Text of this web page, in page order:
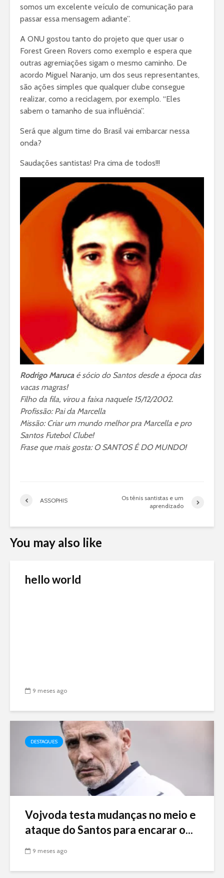
somos um excelente veículo de comunicação para
passar essa mensagem adiante”.
A ONU gostou tanto do projeto que quer usar o
Forest Green Rovers como exemplo e espera que
outras agremiações sigam o mesmo caminho. De
acordo Miguel Naranjo, um dos seus representantes,
são ações simples que qualquer clube consegue
realizar, como a reciclagem, por exemplo. “Eles
sabem o tamanho de sua influência”.
Será que algum time do Brasil vai embarcar nessa
onda?
Saudações santistas! Pra cima de todos!!!
Rodrigo Maruca é sócio do Santos desde a época das
vacas magras!
Filho da fila, virou a faixa naquele 15/12/2002.
Profissão: Pai da Marcella
Missão: Criar um mundo melhor pra Marcella e pro
Santos Futebol Clube!
Frase que mais gosta: O SANTOS É DO MUNDO!
ASSOPHIS
Os tênis santistas e um
aprendizado
You may also like
hello world
9 meses ago
DESTAQUES
Vojvoda testa mudanças no meio e
ataque do Santos para encarar o...
9 meses ago